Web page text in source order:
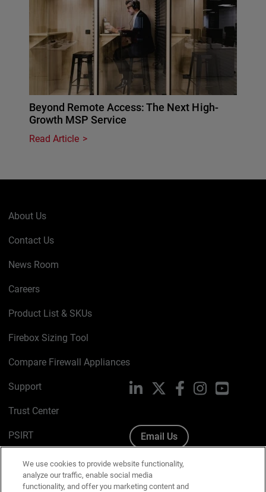
Beyond Remote Access: The Next High-
Growth MSP Service
Read Article
About Us
Contact Us
News Room
Careers
Product List & SKUs
Firebox Sizing Tool
Compare Firewall Appliances
Support
Trust Center
PSIRT
Cookie Policy
Privacy Policy
LinkedIn FacebookInstagramYouTube
Email Us
We use cookies to provide website functionality,
analyze our traffic, enable social media
functionality, and offer you marketing content and